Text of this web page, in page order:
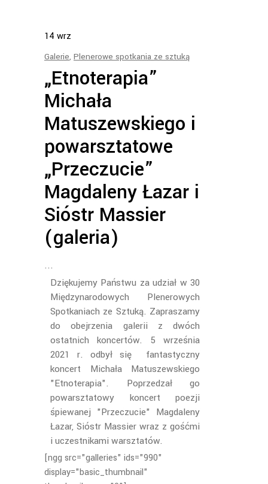
14 wrz
Galerie, Plenerowe spotkania ze sztuką
„Etnoterapia”
Michała
Matuszewskiego i
powarsztatowe
„Przeczucie”
Magdaleny Łazar i
Sióstr Massier
(galeria)
Dziękujemy Państwu za udział w 30
Międzynarodowych Plenerowych
Spotkaniach ze Sztuką. Zapraszamy
do obejrzenia galerii z dwóch
ostatnich koncertów. 5 września
2021 r. odbył się fantastyczny
koncert Michała Matuszewskiego
"Etnoterapia". Poprzedzał go
powarsztatowy koncert poezji
śpiewanej "Przeczucie" Magdaleny
Łazar, Sióstr Massier wraz z gośćmi
i uczestnikami warsztatów.
[ngg src="galleries" ids="990"
display="basic_thumbnail"